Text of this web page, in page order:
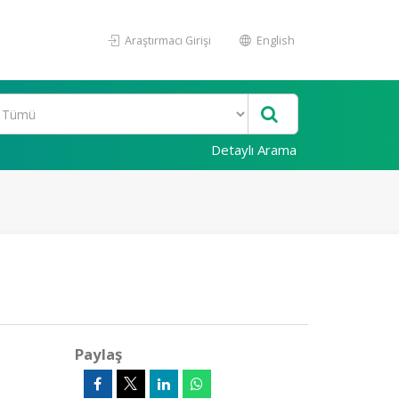
Araştırmacı Girişi English
Detaylı Arama
Paylaş